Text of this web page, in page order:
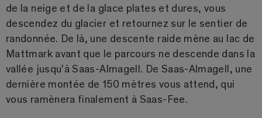
de la neige et de la glace plates et dures, vous
descendez du glacier et retournez sur le sentier de
randonnée. De là, une descente raide mène au lac de
Mattmark avant que le parcours ne descende dans la
vallée jusqu'à Saas-Almagell. De Saas-Almagell, une
dernière montée de 150 mètres vous attend, qui
vous ramènera finalement à Saas-Fee.